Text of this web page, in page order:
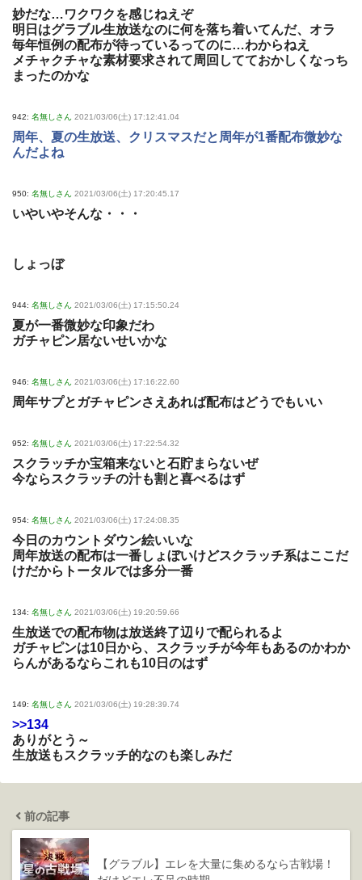
妙だな…ワクワクを感じねえぞ
明日はグラブル生放送なのに何を落ち着いてんだ、オラ
毎年恒例の配布が待っているってのに…わからねえ
メチャクチャな素材要求されて周回してておかしくなっち
まったのかな
942: 名無しさん 2021/03/06(土) 17:12:41.04
周年、夏の生放送、クリスマスだと周年が1番配布微妙な
んだよね
950: 名無しさん 2021/03/06(土) 17:20:45.17
いやいやそんな・・・
しょっぼ
944: 名無しさん 2021/03/06(土) 17:15:50.24
夏が一番微妙な印象だわ
ガチャピン居ないせいかな
946: 名無しさん 2021/03/06(土) 17:16:22.60
周年サプとガチャピンさえあれば配布はどうでもいい
952: 名無しさん 2021/03/06(土) 17:22:54.32
スクラッチか宝箱来ないと石貯まらないぜ
今ならスクラッチの汁も割と喜べるはず
954: 名無しさん 2021/03/06(土) 17:24:08.35
今日のカウントダウン絵いいな
周年放送の配布は一番しょぼいけどスクラッチ系はここだ
けだからトータルでは多分一番
134: 名無しさん 2021/03/06(土) 19:20:59.66
生放送での配布物は放送終了辺りで配られるよ
ガチャピンは10日から、スクラッチが今年もあるのかわか
らんがあるならこれも10日のはず
149: 名無しさん 2021/03/06(土) 19:28:39.74
>>134
ありがとう～
生放送もスクラッチ的なのも楽しみだ
前の記事
【グラブル】エレを大量に集めるなら古戦場！